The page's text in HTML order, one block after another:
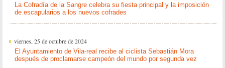
La Cofradía de la Sangre celebra su fiesta principal y la imposición
de escapularios a los nuevos cofrades
viernes, 25 de octubre de 2024
El Ayuntamiento de Vila-real recibe al ciclista Sebastián Mora
después de proclamarse campeón del mundo por segunda vez